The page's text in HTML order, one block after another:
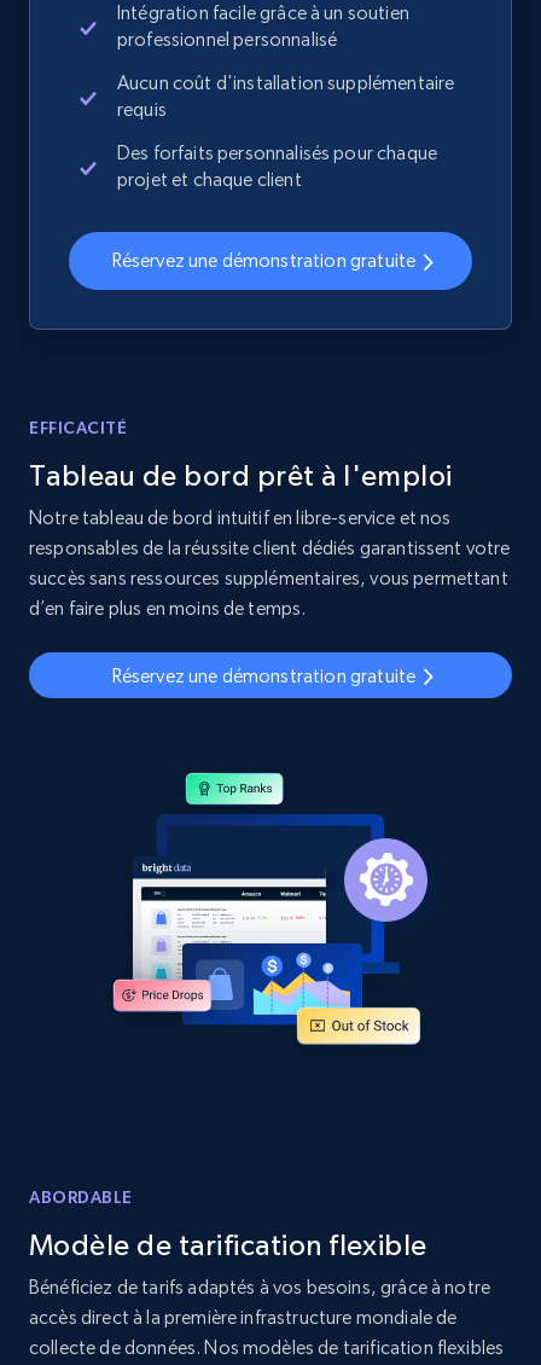
Intégration facile grâce à un soutien
professionnel personnalisé
Aucun coût d'installation supplémentaire
requis
Des forfaits personnalisés pour chaque
projet et chaque client
Réservez une démonstration gratuite
EFFICACITÉ
Tableau de bord prêt à l'emploi
Notre tableau de bord intuitif en libre-service et nos
responsables de la réussite client dédiés garantissent votre
succès sans ressources supplémentaires, vous permettant
d’en faire plus en moins de temps.
Réservez une démonstration gratuite
ABORDABLE
Modèle de tarification flexible
Bénéficiez de tarifs adaptés à vos besoins, grâce à notre
accès direct à la première infrastructure mondiale de
collecte de données. Nos modèles de tarification flexibles